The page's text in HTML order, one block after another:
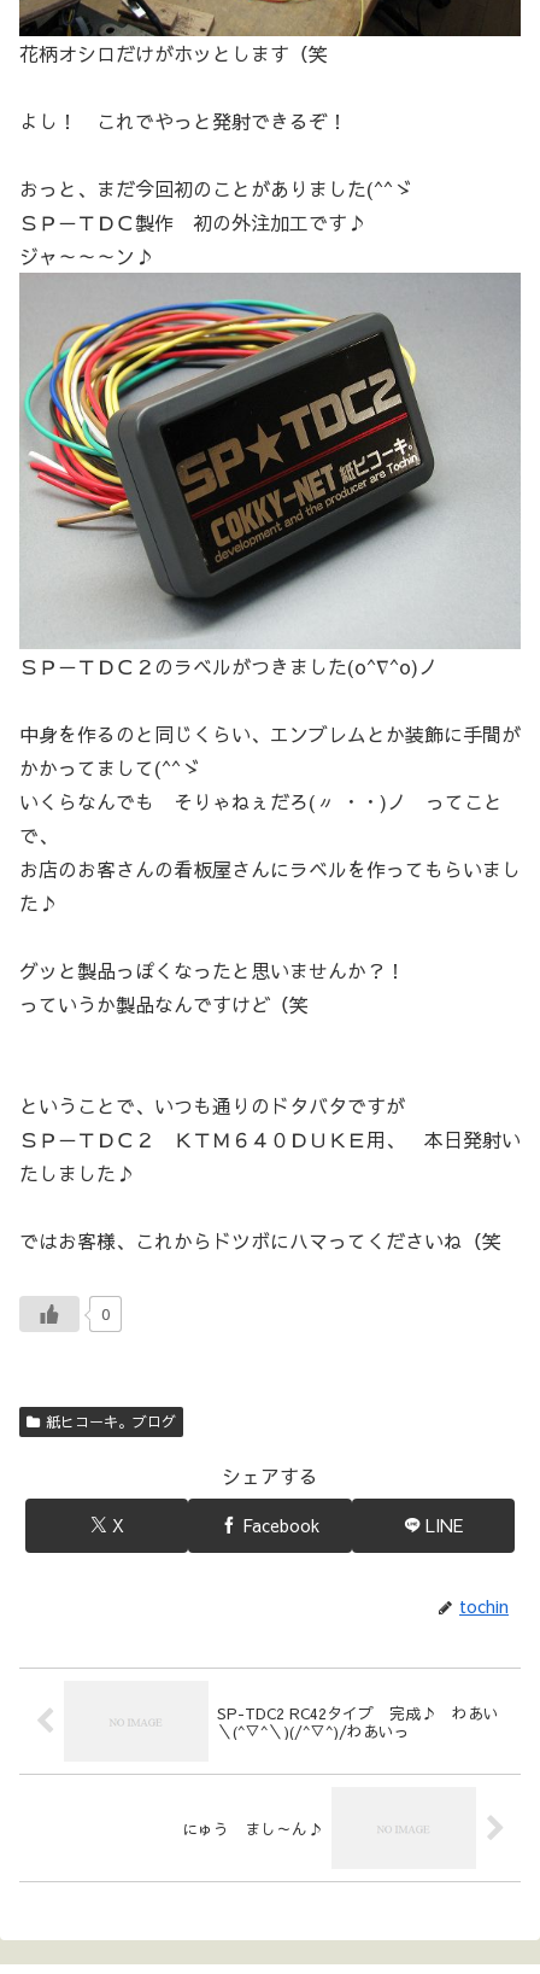
花柄オシロだけがホッとします（笑
よし！ これでやっと発射できるぞ！
おっと、まだ今回初のことがありました(^^ゞ
ＳＰ－ＴＤＣ製作 初の外注加工です♪
ジャ～～～ン♪
ＳＰ－ＴＤＣ２のラベルがつきました(o^∇^o)ノ
中身を作るのと同じくらい、エンブレムとか装飾に手間が
かかってまして(^^ゞ
いくらなんでも そりゃねぇだろ(〃 ・・)ノ ってこと
で、
お店のお客さんの看板屋さんにラベルを作ってもらいまし
た♪
グッと製品っぽくなったと思いませんか？！
っていうか製品なんですけど（笑
ということで、いつも通りのドタバタですが
ＳＰ－ＴＤＣ２ ＫＴＭ６４０ＤＵＫＥ用、 本日発射い
たしました♪
ではお客様、これからドツボにハマってくださいね（笑
0
紙ヒコーキ。ブログ
シェアする
X Facebook LINE
tochin
SP-TDC2 RC42タイプ 完成♪ わあい
＼(^▽^＼)(/^▽^)/わあいっ
にゅう まし～ん♪